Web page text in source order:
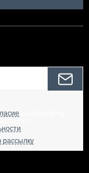
рассылку